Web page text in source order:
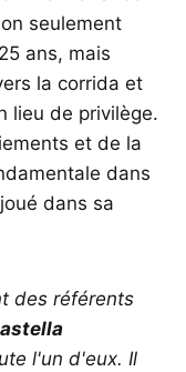
seulement
ans, mais
la corrida et
lieu de privilège.
et de la
dans
dans sa
des référents
l'un d'eux. Il